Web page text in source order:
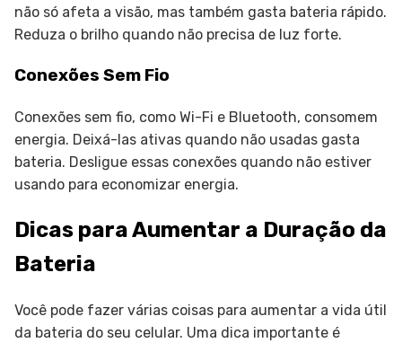
não só afeta a visão, mas também gasta bateria rápido.
Reduza o brilho quando não precisa de luz forte.
Conexões Sem Fio
Conexões sem fio, como Wi-Fi e Bluetooth, consomem
energia. Deixá-las ativas quando não usadas gasta
bateria. Desligue essas conexões quando não estiver
usando para economizar energia.
Dicas para Aumentar a Duração da
Bateria
Você pode fazer várias coisas para aumentar a vida útil
da bateria do seu celular. Uma dica importante é